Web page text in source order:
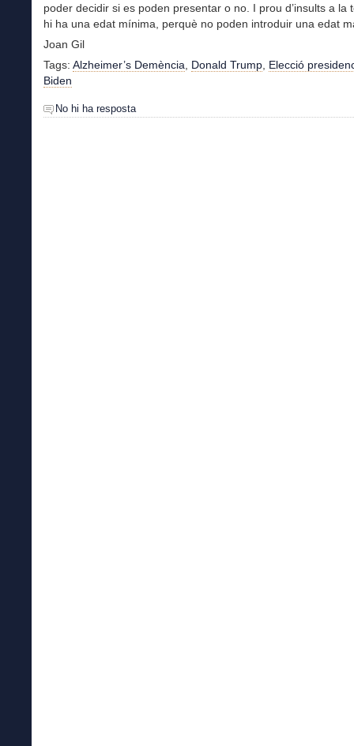
poder decidir si es poden presentar o no. I prou d’insults a la
hi ha una edat mínima, perquè no poden introduir una edat
Joan Gil
Tags: Alzheimer’s Demència Donald Trump Elecció
Biden
No hi ha resposta